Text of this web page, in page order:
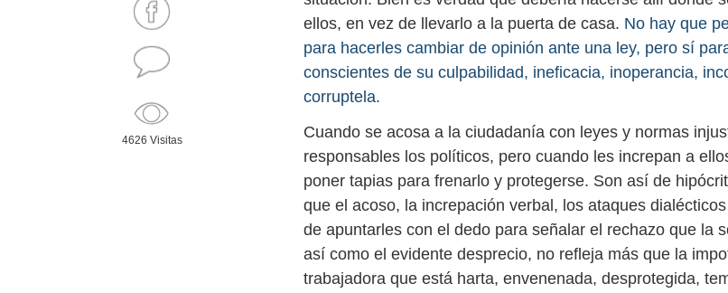
4626 Visitas
ellos, en vez de llevarlo a la puerta de casa. No hay que
para hacerles cambiar de opinión ante una ley, pero sí
conscientes de su culpabilidad, ineficacia, inoperancia,
corruptela.
Cuando se acosa a la ciudadanía con leyes y normas
responsables los políticos, pero cuando les increpan a
poner tapias para frenarlo y protegerse. Son así de
que el acoso, la increpación verbal, los ataques
de apuntarles con el dedo para señalar el rechazo que la
así como el evidente desprecio, no refleja más que la
trabajadora que está harta, envenenada, desprotegida,